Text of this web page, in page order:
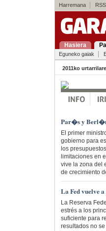
Harremana RSS
Hasiera
Eguneko gaiak
2011ko
Par�s y Berl�n
El primer
gobierno para
los
limitaciones en
vive la zona del
de crecimiento
La Fed vuelve
La Reserva
estrés a los
suficiente para
resultados no